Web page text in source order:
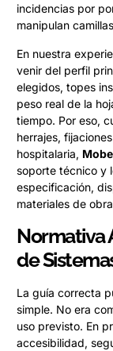
incidencias por
manipulan
En nuestra
venir del perfil
elegidos, topes
peso real de la
tiempo. Por eso,
herrajes,
hospitalaria,
soporte técnico y
especificación,
materiales de
Normativa
de
La guía correcta
simple. No era
uso previsto. En
accesibilidad,